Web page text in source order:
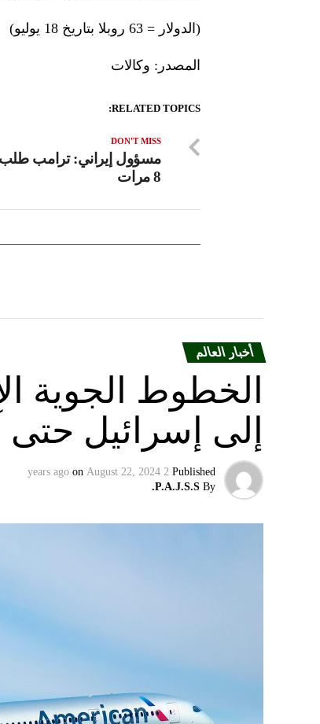
(الدولار = 63 روبلا بتاريخ 18 يوليو)
المصدر: وكالات
RELATED TOPICS:
DON'T MISS
مسؤول إيراني: ترامب طلب
8 مرات
أخبار العالم
الخطوط الجوية
إلى إسرائيل حتى
Published
2 years ago
on August 22, 2024
By
P.A.J.S.S.